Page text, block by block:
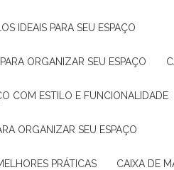
IDEAIS PARA SEU ESPAÇO
ORGANIZAR SEU ESPAÇO
COM ESTILO E FUNCIONALIDADE
ORGANIZAR SEU ESPAÇO
PRÁTICAS CAIXA DE